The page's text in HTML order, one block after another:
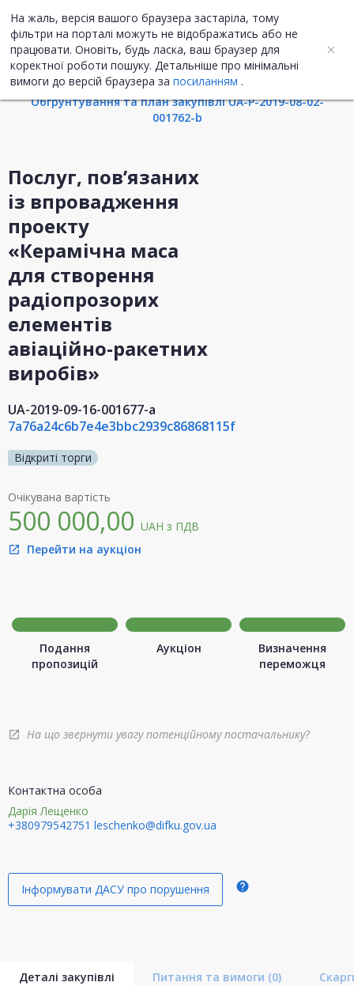
На жаль, версія вашого браузера застаріла, тому
фільтри на порталі можуть не відображатись або не
працювати. Оновіть, будь ласка, ваш браузер для
коректної роботи пошуку. Детальніше про мінімальні
вимоги до версій браузера за посиланням .
UA ENG
Інформація про закупівлю
Обгрунтування та план закупівлі UA-P-2019-08-02-
001762-b
Послуг, пов’язаних
із впровадження
проекту
«Керамічна маса
для створення
радіопрозорих
елементів
авіаційно-ракетних
виробів»
UA-2019-09-16-001677-a
7a76a24c6b7e4e3bbc2939c86868115f
Відкриті торги
Очікувана вартість
500 000,00 UAH з ПДВ
open_in_new Перейти на аукціон
Подання
пропозицій
Аукціон
Визначення
переможця
open_in_new На що звернути увагу потенційному постачальнику?
Контактна особа
Дарія Лещенко
+380979542751 leschenko@difku.gov.ua
Інформувати ДАСУ про порушення help
Деталі закупівлі Питання та вимоги (0)